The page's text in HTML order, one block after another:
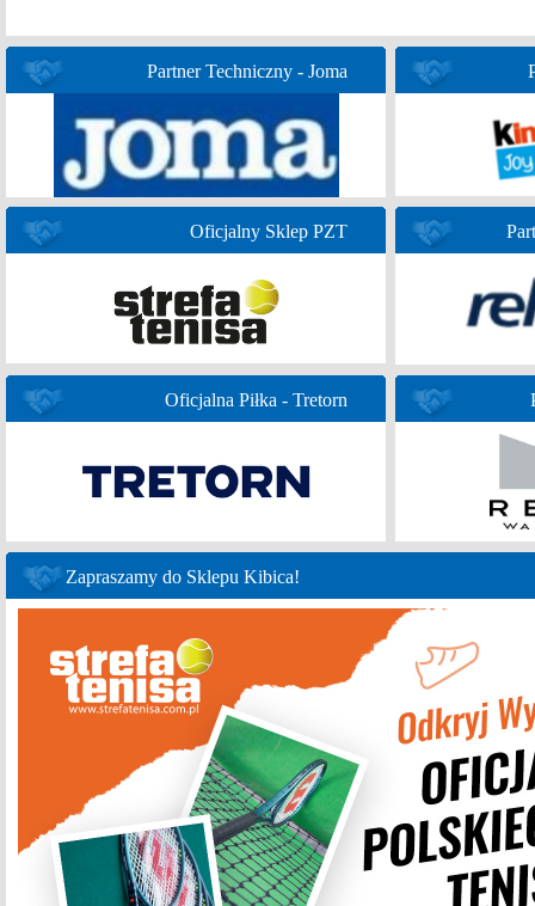
Partner Techniczny - Joma
Oficjalny Sklep PZT
Oficjalna Piłka - Tretorn
Zapraszamy do Sklepu Kibica!